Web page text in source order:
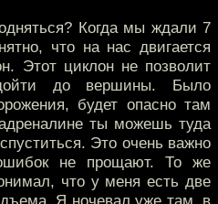
Когда мы ждали 7
что на нас двигается
Этот циклон не позволит
дойти до вершины. Было
будет опасно там
ты можешь туда
Это очень важно
не прощают. То же
что у меня есть две